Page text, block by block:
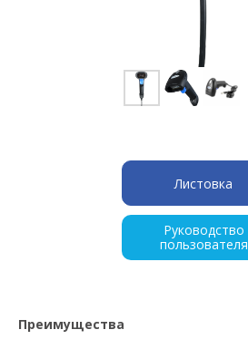
Листовка
Руководство
пользователя
Преимущества